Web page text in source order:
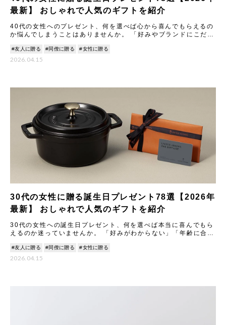
最新】 おしゃれで人気のギフトを紹介
40代の女性へのプレゼント、何を選べば心から喜んでもらえるの
か悩んでしまうことはありませんか。 「好みやブランドにこだわ
う
#友人に贈る #同僚に贈る #女性に贈る
2026.04.15
30代の女性に贈る誕生日プレゼント78選【2026年
最新】 おしゃれで人気のギフトを紹介
30代の女性への誕生日プレゼント、何を選べば本当に喜んでもら
えるのか迷っていませんか。 「好みがわからない」「年齢に合う
#友人に贈る #同僚に贈る #女性に贈る
2026.04.15